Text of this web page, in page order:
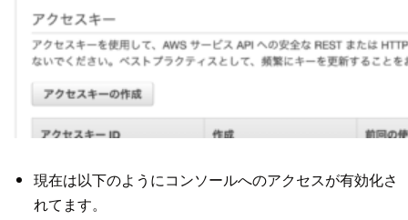
現在は以下のようにコンソールへのアクセスが有効化さ
れてます。